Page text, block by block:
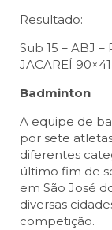
Resultado:
Sub 15 – ABJ
JACAREÍ
Badminton
A equipe de
por sete
diferentes
último fim de
em São José
diversas
competição.